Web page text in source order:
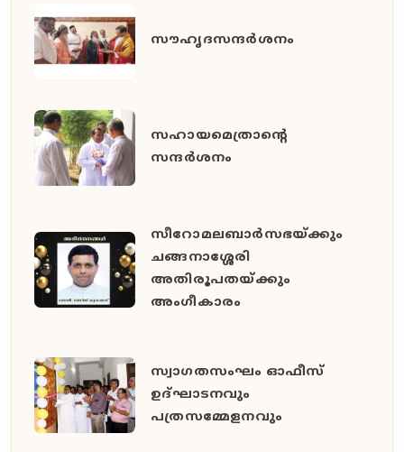
സൗഹൃദസന്ദർശനം
സഹായമെത്രാന്റെ
സന്ദർശനം
സീറോമലബാർസഭയ്ക്കും
ചങ്ങനാശ്ശേരി
അതിരൂപതയ്ക്കും
അംഗീകാരം
സ്വാഗതസംഘം ഓഫീസ്
ഉദ്ഘാടനവും
പത്രസമ്മേളനവും